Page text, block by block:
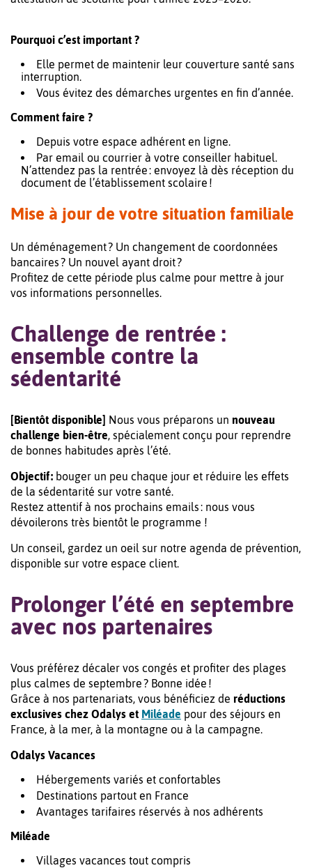
Pourquoi c’est important ?
Elle permet de maintenir leur couverture santé sans
interruption.
Vous évitez des démarches urgentes en fin d’année.
Comment faire ?
Depuis votre espace adhérent en ligne.
Par email ou courrier à votre conseiller habituel.
N’attendez pas la rentrée : envoyez là dès réception du
document de l’établissement scolaire !
Mise à jour de votre situation familiale
Un déménagement ? Un changement de coordonnées
bancaires ? Un nouvel ayant droit ?
Profitez de cette période plus calme pour mettre à jour
vos informations personnelles.
Challenge de rentrée :
ensemble contre la
sédentarité
[Bientôt disponible] Nous vous préparons un nouveau
challenge bien-être, spécialement conçu pour reprendre
de bonnes habitudes après l’été.
Objectif : bouger un peu chaque jour et réduire les effets
de la sédentarité sur votre santé.
Restez attentif à nos prochains emails : nous vous
dévoilerons très bientôt le programme !
Un conseil, gardez un oeil sur notre agenda de prévention,
disponible sur votre espace client.
Prolonger l’été en septembre
avec nos partenaires
Vous préférez décaler vos congés et profiter des plages
plus calmes de septembre ? Bonne idée !
Grâce à nos partenariats, vous bénéficiez de réductions
exclusives chez Odalys et Miléade pour des séjours en
France, à la mer, à la montagne ou à la campagne.
Odalys Vacances
Hébergements variés et confortables
Destinations partout en France
Avantages tarifaires réservés à nos adhérents
Miléade
Villages vacances tout compris